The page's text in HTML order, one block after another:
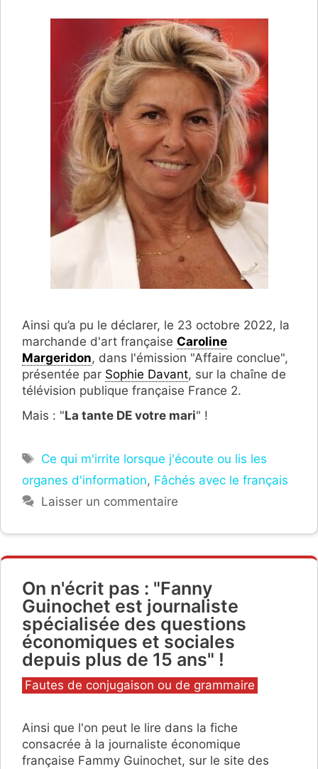
Ainsi qu’a pu le déclarer, le 23 octobre 2022, la
marchande d'art française Caroline
Margeridon, dans l'émission "Affaire conclue",
présentée par Sophie Davant, sur la chaîne de
télévision publique française France 2.
Mais : "La tante DE votre mari" !
Étiquettes
Ce qui m'irrite lorsque j'écoute ou lis les
organes d'information, Fâchés avec le français
Laisser un commentaire
On n'écrit pas : "Fanny
Guinochet est journaliste
spécialisée des questions
économiques et sociales
depuis plus de 15 ans" !
Catégories
Fautes de conjugaison ou de grammaire
Ainsi que l'on peut le lire dans la fiche
consacrée à la journaliste économique
française Fammy Guinochet, sur le site des